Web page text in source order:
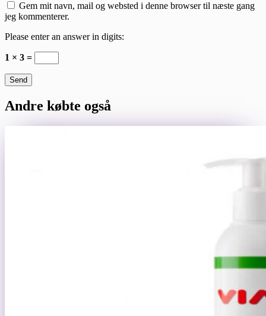
Gem mit navn, mail og websted i denne browser til næste gang
jeg kommenterer.
Please enter an answer in digits:
1 × 3 =
Send
Andre købte også